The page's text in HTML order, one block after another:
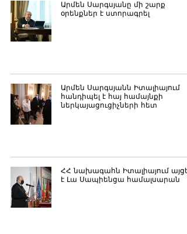
Արմեն Սարգսյանը մի շարք
օրենքներ է ստորագրել
Արմեն Սարգսյանն Իտալիայում
հանդիպել է հայ համայնքի
ներկայացուցիչների հետ
ՀՀ նախագահն Իտալիայում
է Լա Սապիենցա համալսարան